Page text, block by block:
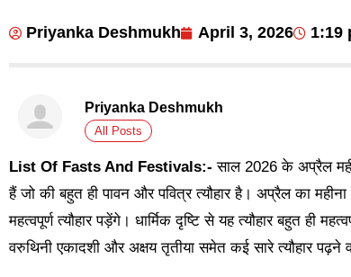
Priyanka Deshmukh April 3, 2026 1:19
Priyanka Deshmukh
All Posts
List Of Fasts And Festivals:- साल 2026 के अप्रैल
हैं जो की बहुत ही पावन और पवित्र त्यौहार है। अप्रैल का
महत्वपूर्ण त्यौहार पड़ेंगे। धार्मिक दृष्टि से यह त्यौहार बहुत ही
वरुथिनी एकादशी और अक्षय तृतीया समेत कई सारे त्यौहार पढ़ने